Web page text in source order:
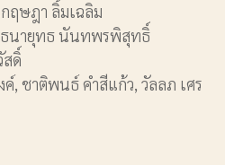
ฤษฎา ลิ้มเฉลิม
นายุทธ นันทพรพิสุทธิ์
ดิ์
, ชาติพนธ์ คำสีแก้ว, วัลลภ เศร